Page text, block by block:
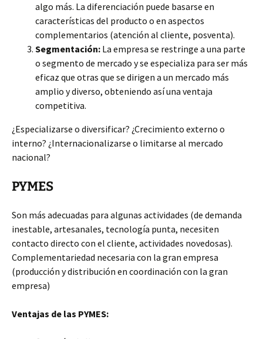
algo más. La diferenciación puede basarse en
características del producto o en aspectos
complementarios (atención al cliente, posventa).
Segmentación: La empresa se restringe a una parte
o segmento de mercado y se especializa para ser más
eficaz que otras que se dirigen a un mercado más
amplio y diverso, obteniendo así una ventaja
competitiva.
¿Especializarse o diversificar? ¿Crecimiento externo o
interno? ¿Internacionalizarse o limitarse al mercado
nacional?
PYMES
Son más adecuadas para algunas actividades (de demanda
inestable, artesanales, tecnología punta, necesiten
contacto directo con el cliente, actividades novedosas).
Complementariedad necesaria con la gran empresa
(producción y distribución en coordinación con la gran
empresa)
Ventajas de las PYMES: